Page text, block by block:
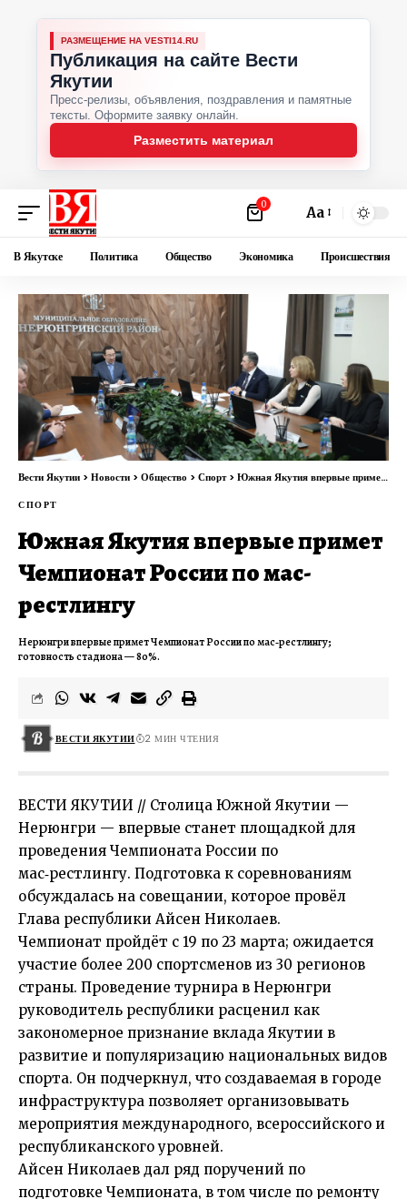
РАЗМЕЩЕНИЕ НА VESTI14.RU
Публикация на сайте Вести
Якутии
Пресс-релизы, объявления, поздравления и памятные
тексты. Оформите заявку онлайн.
Разместить материал
0 Аа
В Якутске Политика Общество Экономика Происшествия
Вести Якутии >Новости >Общество >Спорт>Южная Якутия впервые примет Чемпионат России по мас-рестлингу
СПОРТ
Южная Якутия впервые примет
Чемпионат России по мас-
рестлингу
Нерюнгри впервые примет Чемпионат России по мас‑рестлингу;
готовность стадиона — 80%.
ВЕСТИ ЯКУТИИ 2 МИН ЧТЕНИЯ
ВЕСТИ ЯКУТИИ // Столица Южной Якутии —
Нерюнгри — впервые станет площадкой для
проведения Чемпионата России по
мас‑рестлингу. Подготовка к соревнованиям
обсуждалась на совещании, которое провёл
Глава республики Айсен Николаев.
Чемпионат пройдёт с 19 по 23 марта; ожидается
участие более 200 спортсменов из 30 регионов
страны. Проведение турнира в Нерюнгри
руководитель республики расценил как
закономерное признание вклада Якутии в
развитие и популяризацию национальных видов
спорта. Он подчеркнул, что создаваемая в городе
инфраструктура позволяет организовывать
мероприятия международного, всероссийского и
республиканского уровней.
Айсен Николаев дал ряд поручений по
подготовке Чемпионата, в том числе по ремонту